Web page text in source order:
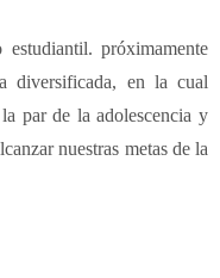
próximamente
diversificada, en la cual
par de la adolescencia y
nuestras metas de la